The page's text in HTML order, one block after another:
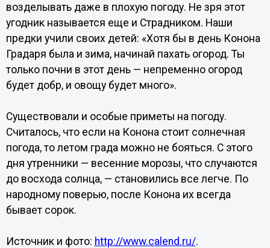
возделывать даже в плохую погоду. Не зря этот
угодник называется еще и Страдником. Наши
предки учили своих детей: «Хотя бы в день Конона
Градаря была и зима, начинай пахать огород. Ты
только почни в этот день — непременно огород
будет добр, и овощу будет много».
Существовали и особые приметы на погоду.
Считалось, что если на Конона стоит солнечная
погода, то летом града можно не бояться. С этого
дня утренники — весенние морозы, что случаются
до восхода солнца, — становились все легче. По
народному поверью, после Конона их всегда
бывает сорок.
Источник и фото: http://www.calend.ru/.